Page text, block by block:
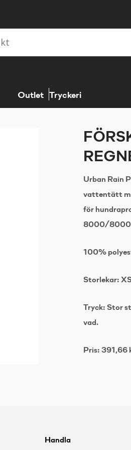
Outlet Tryckeri
Urban Rain
vattentätt
för
8000/
100%
Storlekar:
Tryck: Stor
vad.
Pris: 391,66
Handla